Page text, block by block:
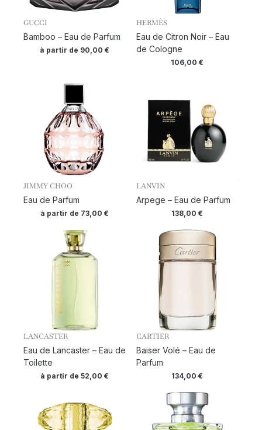
GUCCI
Bamboo – Eau de Parfum
à partir de 90,00€
HERMÈS
Eau de Citron Noir – Eau
de Cologne
106,00€
JIMMY CHOO
Eau de Parfum
à partir de 73,00€
LANVIN
Arpege – Eau de Parfum
138,00€
LANCASTER
Eau de Lancaster – Eau de
Toilette
à partir de52,00€
CARTIER
Baiser Volé – Eau de
Parfum
134,00€